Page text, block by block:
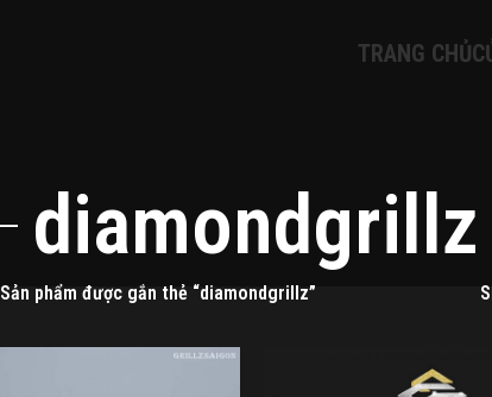
TRANG CHỦ
diamondgrillz
Sản phẩm được gắn thẻ “diamondgrillz”